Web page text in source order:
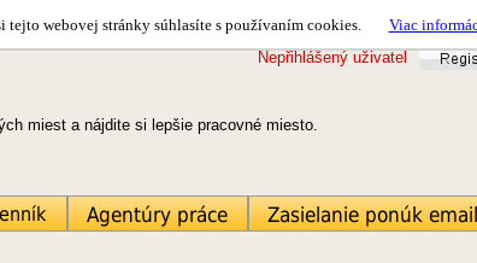
webovej stránky súhlasíte s používaním cookies.
Viac
Nepřihlášený uživatel
miest a nájdite si lepšie pracovné miesto.